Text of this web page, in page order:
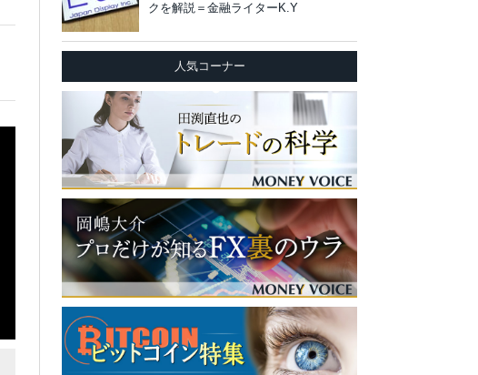
クを解説＝金融ライターK.Y
人気コーナー